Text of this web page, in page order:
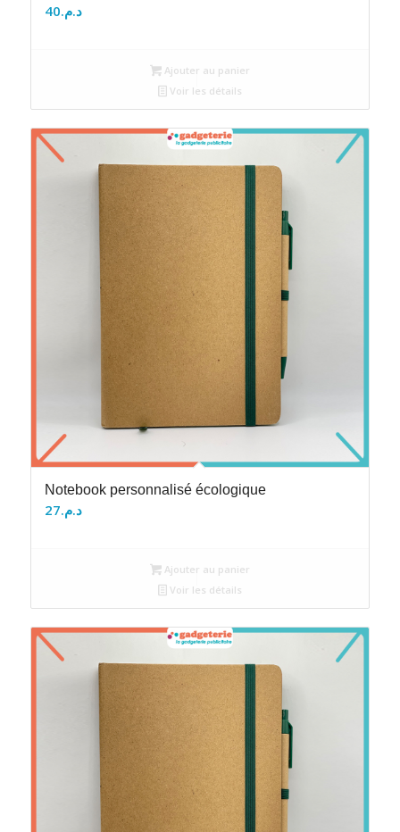
د.م.40
Ajouter au panier
Voir les détails
Notebook personnalisé écologique
د.م.27
Ajouter au panier
Voir les détails